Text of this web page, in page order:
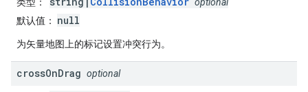
默认值 ： null
为矢量地图上的标记设置冲突行为。
crossOnDrag optional